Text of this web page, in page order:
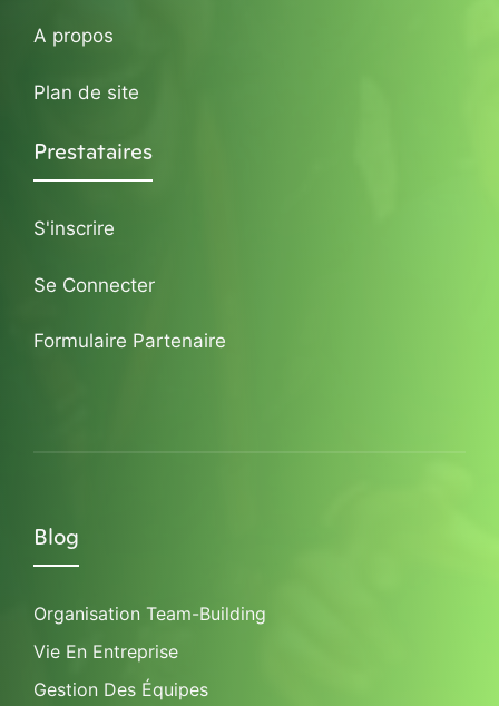
A propos
Plan de site
Prestataires
S'inscrire
Se Connecter
Formulaire Partenaire
Blog
Organisation Team-Building
Vie En Entreprise
Gestion Des Équipes